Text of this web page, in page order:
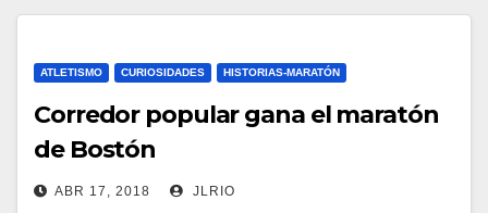
ATLETISMO CURIOSIDADES HISTORIAS-MARATÓN
Corredor popular gana el maratón
de Bostón
ABR 17, 2018 JLRIO